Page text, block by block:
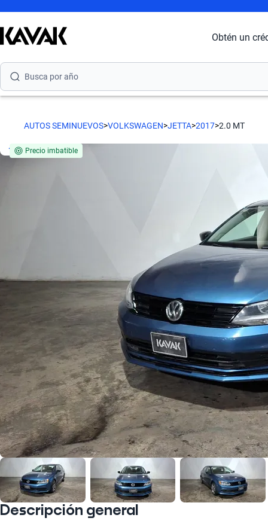
Obtén un
Busca por año
Busca por modelo
Busca por versión
AUTOS SEMINUEVOS>VOLKSWAGEN>JETTA>2017>2.0 MT
Precio imbatible
Descripción general